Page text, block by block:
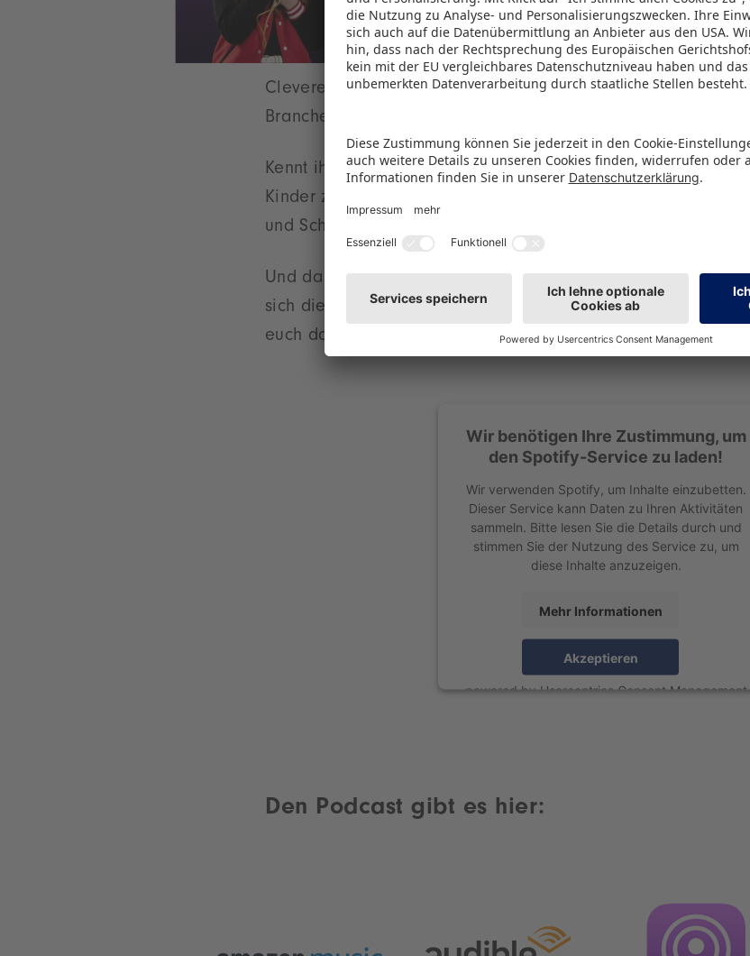
Unsicherheit
LeBron James tritt als
Clevere PR oder Teil einer spannenden Strategie – mit
Branche? Und was hat es mit der “The Shape of Play” -
Kennt ihr den neuen TikTok Shop? Er boomt – aber zu
Kinder zur Zielgruppe werden, stellt sich die Frage nach
und Schutz.
Und dann werfen wir noch einen Blick nach vorne – zur
sich die Messe als Networking-Hotspot einen Platz im
euch dort erwartet, erfahrt ihr natürlich auch bei uns.
Wir benötigen Ihre Zustimmung, um
den Spotify-Service zu laden!
Wir verwenden Spotify, um Inhalte einzubetten.
Dieser Service kann Daten zu Ihren Aktivitäten
sammeln. Bitte lesen Sie die Details durch und
stimmen Sie der Nutzung des Service zu, um
diese Inhalte anzuzeigen.
Mehr Informationen
Akzeptieren
powered byUsercentrics Consent Management
Den Podcast gibt es hier: